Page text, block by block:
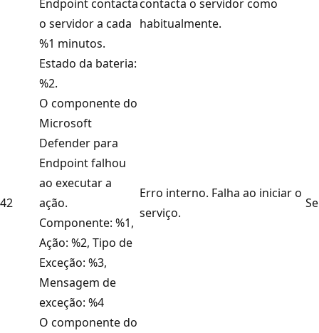
Endpoint contacta
o servidor a cada
%1 minutos.
Estado da bateria:
%2.
contacta o servidor como
habitualmente.
42
O componente do
Microsoft
Defender para
Endpoint falhou
ao executar a
ação.
Componente: %1,
Ação: %2, Tipo de
Exceção: %3,
Mensagem de
exceção: %4
Erro interno. Falha ao iniciar o
serviço.
O componente do